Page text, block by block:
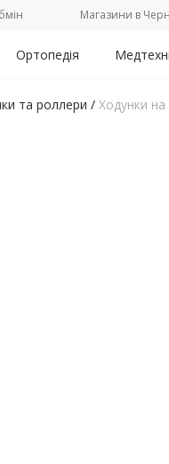
Магазини в
Ортопедія
та роллери / Ходунки